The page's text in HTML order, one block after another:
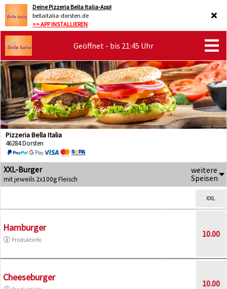
Deine Pizzeria Bella Italia-App!
bellaitalia-dorsten.de
>> APP INSTALLIEREN
Geöffnet - bis 21:45 Uhr
Pizzeria Bella Italia
46284 Dorsten
XXL-Burger
mit jeweils 2x100g Fleisch
weitere
Speisen
XXL
Hamburger
Produktinfo
10.00
Cheeseburger
10.00